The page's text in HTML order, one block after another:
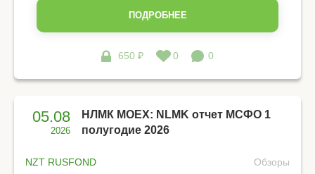
ПОДРОБНЕЕ
650 ₽ 0 0
05.08
2026
НЛМК MOEX: NLMK отчет МСФО 1
полугодие 2026
NZT RUSFOND Обзоры